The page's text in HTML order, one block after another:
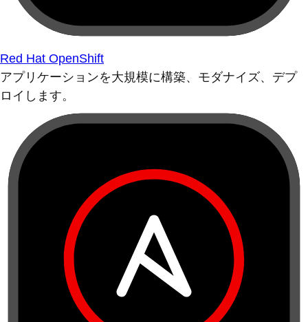
Red Hat OpenShift
アプリケーションを大規模に構築、モダナイズ、デプ
ロイします。